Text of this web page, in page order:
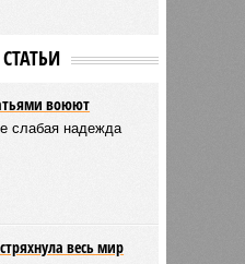
воюют
слабая надежда
весь мир